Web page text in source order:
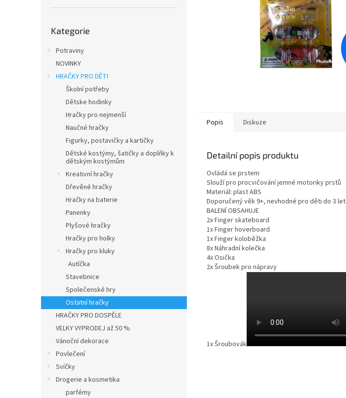
kategorie
Kategorie
Potraviny
NOVINKY
HRAČKY PRO DĚTI
Školní potřeby
Dětske hodinky
Hračky pro nejmenší
Naučné hračky
Figurky, postavičky a kartičky
Dětské kostýmy, šatičky a doplňky k
dětským kostýmům
Kreativní hračky
Dřevěné hračky
Hračky na baterie
Panenky
Plyšové hračky
Hračky pro holky
Hračky pro kluky
Autíčka
Stavebnice
Společenské hry
Ostatní hračky
HRAČKY PRO DOSPĚLE
VELKY VYPRODEJ až 50 %
Vánoční dekorace
Povlečení
Svíčky
Drogerie a kosmetika
parfémy
Popis Diskuze
Detailní popis produktu
Ovládá se prstem
Slouží pro procvičování jemné motoriky prstů
Materiál: plast ABS
Doporučený věk 9+, nevhodné pro děti do 3 let
BALENÍ OBSAHUJE
2x Finger skateboard
1x Finger hoverboard
1x Finger koloběžka
8x Náhradní kolečka
4x Osička
2x Šroubek pro nápravy
1x Šroubovák